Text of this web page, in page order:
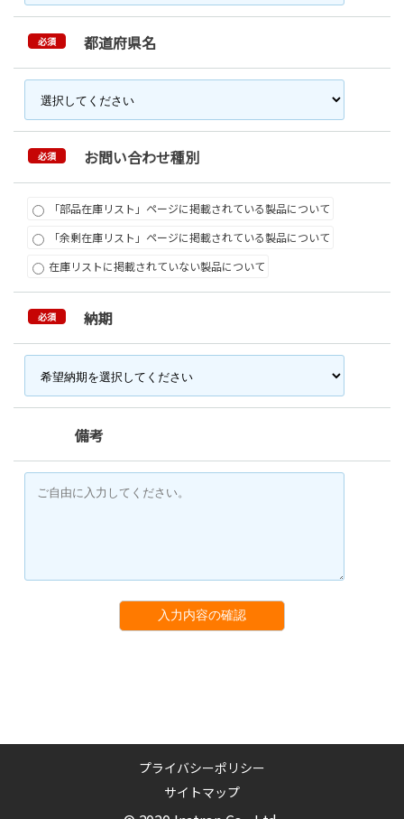
必須 都道府県名
必須 お問い合わせ種別
「部品在庫リスト」ページに掲載されている製品について
「余剰在庫リスト」ページに掲載されている製品について
在庫リストに掲載されていない製品について
必須 納期
備考
入力内容の確認
プライバシーポリシー
サイトマップ